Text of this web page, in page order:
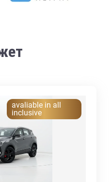
avaliable in all
inclusive